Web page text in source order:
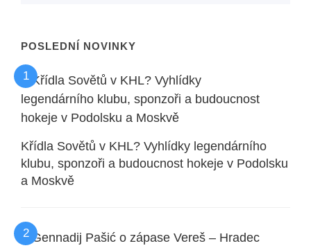
POSLEDNÍ NOVINKY
Křídla Sovětů v KHL? Vyhlídky legendárního
klubu, sponzoři a budoucnost hokeje v Podolsku
a Moskvě